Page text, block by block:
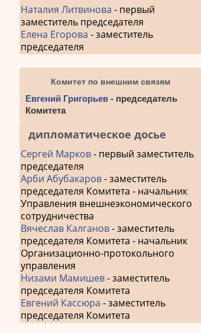
Наталия Литвинова - первый
заместитель председателя
Елена Егорова - заместитель
председателя
Комитет по внешним связям
Евгений Григорьев - председатель
Комитета
дипломатическое досье
Сергей Марков- первый заместитель
председателя
Арби Абубакаров- заместитель
председателя Комитета - начальник
Управления внешнеэкономического
сотрудничества
Вячеслав Калганов- заместитель
председателя Комитета - начальник
Организационно-протокольного
управления
Низами Мамишев- заместитель
председателя Комитета
Евгений Кассюра - заместитель
председателя Комитета